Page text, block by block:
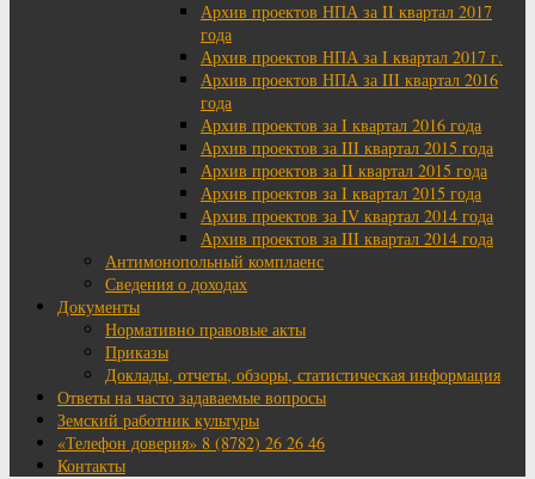
Архив проектов НПА за II квартал 2017
года
Архив проектов НПА за I квартал 2017 г.
Архив проектов НПА за III квартал 2016
года
Архив проектов за I квартал 2016 года
Архив проектов за III квартал 2015 года
Архив проектов за II квартал 2015 года
Архив проектов за I квартал 2015 года
Архив проектов за IV квартал 2014 года
Архив проектов за III квартал 2014 года
Антимонопольный комплаенс
Сведения о доходах
Документы
Нормативно правовые акты
Приказы
Доклады, отчеты, обзоры, статистическая информация
Ответы на часто задаваемые вопросы
Земский работник культуры
«Телефон доверия» 8 (8782) 26 26 46
Контакты